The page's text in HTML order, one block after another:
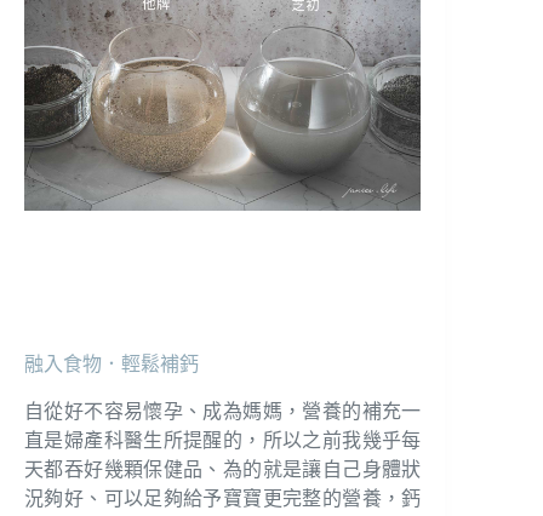
融入食物．輕鬆補鈣
自從好不容易懷孕、成為媽媽，營養的補充一
直是婦產科醫生所提醒的，所以之前我幾乎每
天都吞好幾顆保健品、為的就是讓自己身體狀
況夠好、可以足夠給予寶寶更完整的營養，鈣